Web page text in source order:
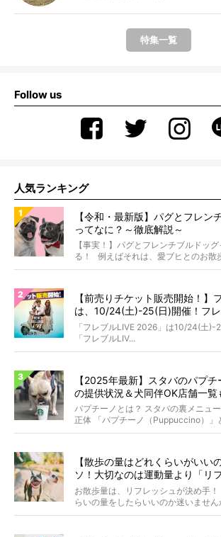
特集一覧
Follow us
人気ランキング
【令和・最新版】パグとフレン
ってなに？～徹底解説～
【事実！】パグとフレンチブルドッ
る！ 例えばそれは、愛ブヒとのお散
【前売りチケット販売開始！】
は、10/24(土)-25(日)開催！フ
ンプ・前夜祭・バスプランも新
「フレブルLIVE 2026」は10/24(土)-
「フレブルLIV...
【2025年最新】スタバのパプ
の提供状況＆犬同伴OK店舗一覧
パプチーノとは？ スタバの裏メニュ
正体 「パプチーノ（Puppuccino）」
【散歩の量はどれくらいがいい
ソ！大切なのは運動量より「リ
歩にまつわる疑問FAQつき〜
お散歩量は、リフレッシュが決め手
らいの量をしたらいいのか迷いませ